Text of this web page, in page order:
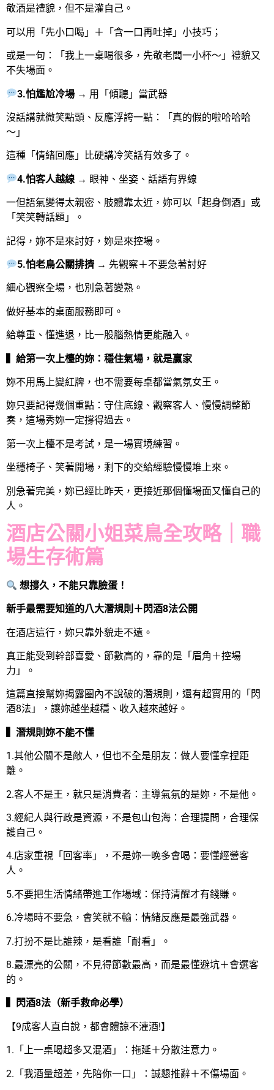
敬酒是禮貌，但不是灌自己。
可以用「先小口喝」＋「含一口再吐掉」小技巧；
或是一句：「我上一桌喝很多，先敬老闆一小杯～」禮貌又
不失場面。
3.怕尷尬冷場 → 用「傾聽」當武器
沒話講就微笑點頭、反應浮誇一點：「真的假的啦哈哈哈
～」
這種「情緒回應」比硬講冷笑話有效多了。
4.怕客人越線 → 眼神、坐姿、話語有界線
一但語氣變得太親密、肢體靠太近，妳可以「起身倒酒」或
「笑笑轉話題」。
記得，妳不是來討好，妳是來控場。
5.怕老鳥公關排擠→ 先觀察＋不要急著討好
細心觀察全場，也別急著變熟。
做好基本的桌面服務即可。
給尊重、懂進退，比一股腦熱情更能融入。
▍給第一次上檯的妳：穩住氣場，就是贏家
妳不用馬上變紅牌，也不需要每桌都當氣氛女王。
妳只要記得幾個重點：守住底線、觀察客人、慢慢調整節
奏，這場秀妳一定撐得過去。
第一次上檯不是考試，是一場實境練習。
坐穩椅子、笑著開場，剩下的交給經驗慢慢堆上來。
別急著完美，妳已經比昨天，更接近那個懂場面又懂自己的
人。
酒店公關小姐菜鳥全攻略｜職
場生存術篇
想撐久，不能只靠臉蛋！
新手最需要知道的八大潛規則＋閃酒8法公開
在酒店這行，妳只靠外貌走不遠。
真正能受到幹部喜愛、節數高的，靠的是「眉角＋控場
力」。
這篇直接幫妳揭露圈內不說破的潛規則，還有超實用的「閃
酒8法」，讓妳越坐越穩、收入越來越好。
▍潛規則妳不能不懂
1.其他公關不是敵人，但也不全是朋友：做人要懂拿捏距
離。
2.客人不是王，就只是消費者：主導氣氛的是妳，不是他。
3.經紀人與行政是資源，不是包山包海：合理提問，合理保
護自己。
4.店家重視「回客率」，不是妳一晚多會喝：要懂經營客
人。
5.不要把生活情緒帶進工作場域：保持清醒才有錢賺。
6.冷場時不要急，會笑就不輸：情緒反應是最強武器。
7.打扮不是比誰辣，是看誰「耐看」。
8.最漂亮的公關，不見得節數最高，而是最懂避坑＋會選客
的。
▍閃酒8法（新手救命必學）
【9成客人直白說，都會體諒不灌酒!】
1.「上一桌喝超多又混酒」：拖延＋分散注意力。
2.「我酒量超差，先陪你一口」：誠懇推辭＋不傷場面。